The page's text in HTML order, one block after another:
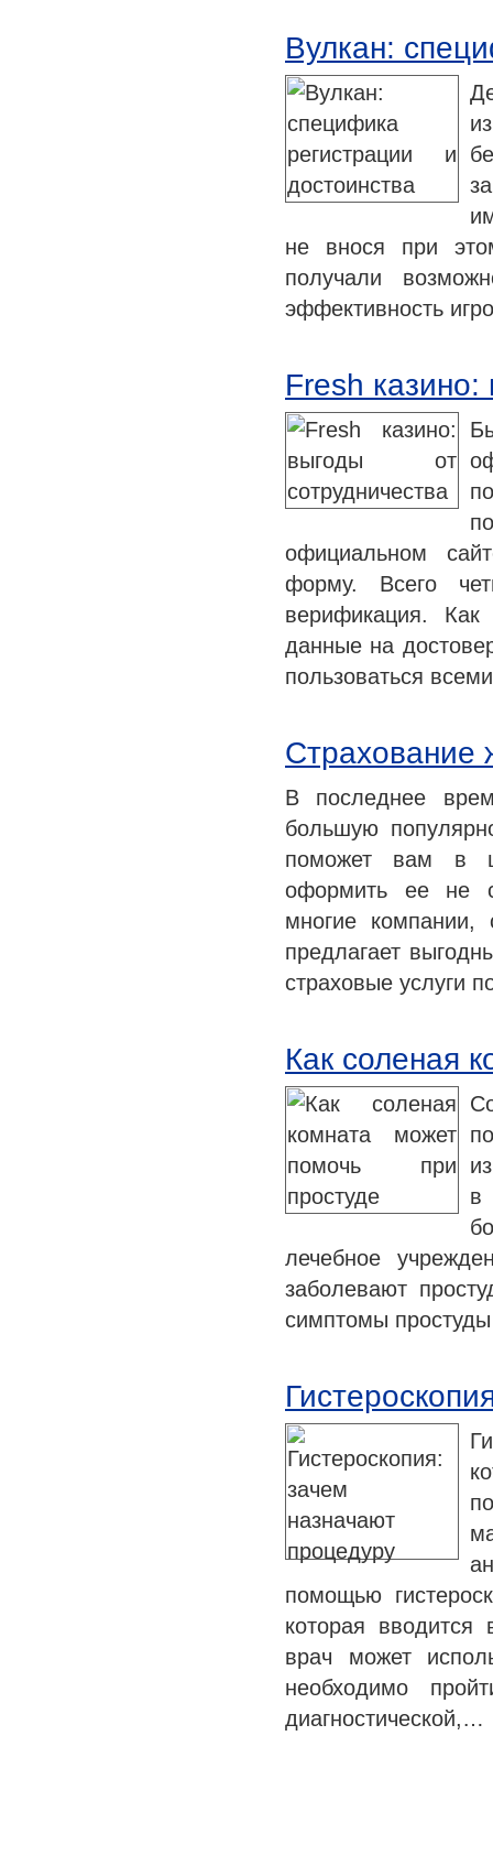
Вулкан:
не внося при
получали
эффективность
Fresh казино:
официальном
форму. Всего
верификация. Как
данные на
пользоваться
Страхование
В последнее
большую
поможет вам в
оформить ее не
многие
предлагает
страховые услуги
Как соленая
в
лечебное
заболевают
симптомы
помощью
которая
врач может
необходимо
диагностической,…